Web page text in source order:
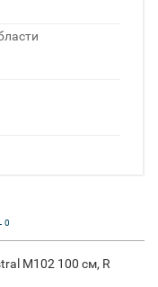
0
M102 100 см, R